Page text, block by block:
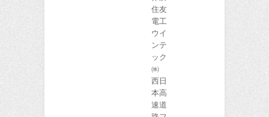
住友
電工
ウイ
ンテ
ック
㈱
西日
本高
速道